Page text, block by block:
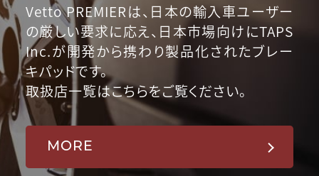
Vetto PREMIERは、日本の輸入車ユーザー
の厳しい要求に応え、日本市場向けにTAPS
Inc.が開発から携わり製品化されたブレー
キパッドです。
取扱店一覧はこちらをご覧ください。
MORE